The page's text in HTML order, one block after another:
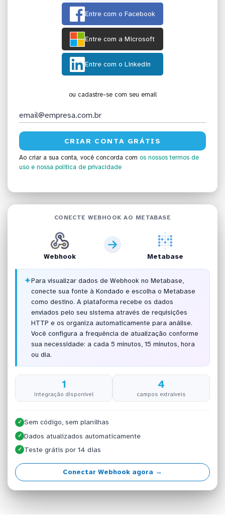
Entre com o Facebook
Entre com a Microsoft
Entre com o Linkedin
ou cadastre-se com seu email
Ao criar a sua conta, você concorda com os nossos termos de
uso e nossa política de privacidade
CONECTE WEBHOOK AO METABASE
Webhook Metabase
✦Para visualizar dados de Webhook no Metabase,
conecte sua fonte à Kondado e escolha o Metabase
como destino. A plataforma recebe os dados
enviados pelo seu sistema através de requisições
HTTP e os organiza automaticamente para análise.
Você configura a frequência de atualização conforme
sua necessidade: a cada 5 minutos, 15 minutos, hora
ou dia.
1
integração disponível
4
campos extraíveis
✓ Sem código, sem planilhas
✓ Dados atualizados automaticamente
✓ Teste grátis por 14 dias
Conectar Webhook agora →